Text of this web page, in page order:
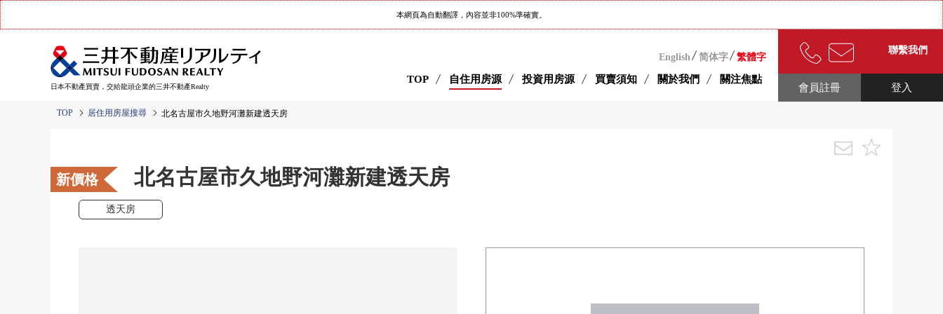
本網頁為自動翻譯，內容並非100%準確實。
日本不動產買賣，交給龍頭企業的三井不動產Realty
English 简体字 繁體字
TOP 自住用房源 投資用房源 買賣須知 關於我們 關注焦點
聯繫我們
登入
會員註冊
TOP 居住用房屋搜尋 北名古屋市久地野河灘新建透天房
新價格 北名古屋市久地野河灘新建透天房
透天房